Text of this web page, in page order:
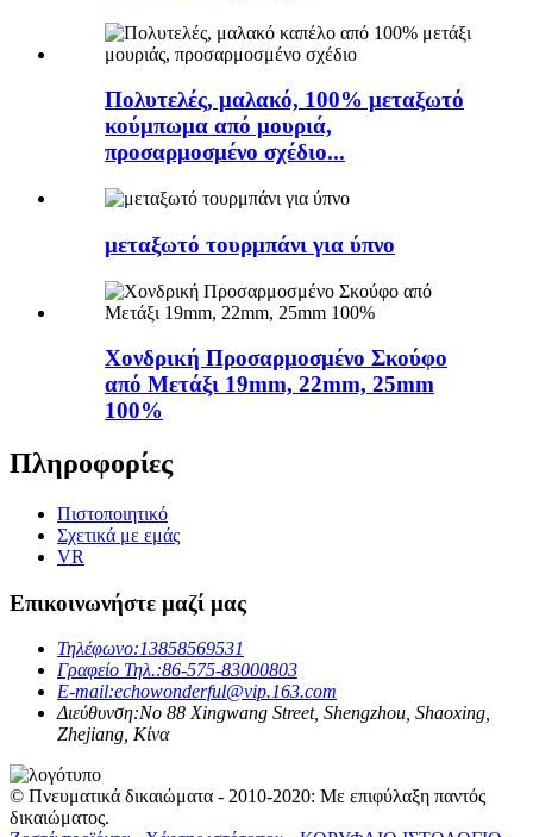
Πολυτελές, μαλακό, 100% μεταξωτό
κούμπωμα από μουριά,
προσαρμοσμένο σχέδιο...
μεταξωτό τουρμπάνι για ύπνο
Χονδρική Προσαρμοσμένο Σκούφο
από Μετάξι 19mm, 22mm, 25mm
100%
Πληροφορίες
Πιστοποιητικό
Σχετικά με εμάς
VR
Επικοινωνήστε μαζί μας
Τηλέφωνο:13858569531
Γραφείο Τηλ.:86-575-83000803
E-mail:echowonderful@vip.163.com
Διεύθυνση:No 88 Xingwang Street, Shengzhou, Shaoxing,
Zhejiang, Κίνα
© Πνευματικά δικαιώματα - 2010-2020: Με επιφύλαξη παντός
δικαιώματος.